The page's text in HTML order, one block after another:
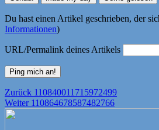
Du hast einen Artikel geschrieben, der
Informationen)
URL/Permalink deines Artikels
Beitragsnavigation
Zurück Vorheriger
Beitrag:
110840011715972499
Weiter Nächster
110864678587482766